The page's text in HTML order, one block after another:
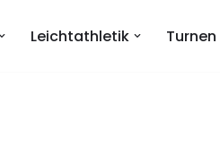
Leichtathletik Turnen